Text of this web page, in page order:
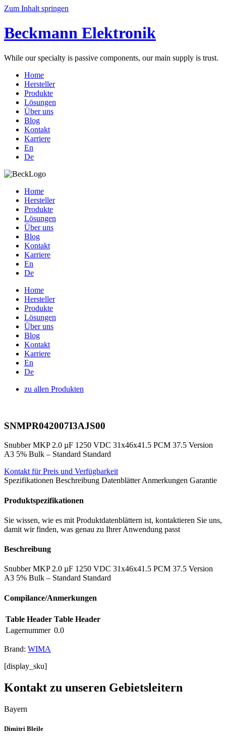
Zum Inhalt springen
Beckmann Elektronik
While our specialty is passive components, our main supply is trust.
Home
Hersteller
Produkte
Lösungen
Über uns
Blog
Kontakt
Karriere
En
De
Home
Hersteller
Produkte
Lösungen
Über uns
Blog
Kontakt
Karriere
En
De
Home
Hersteller
Produkte
Lösungen
Über uns
Blog
Kontakt
Karriere
En
De
zu allen Produkten
SNMPR042007I3AJS00
Snubber MKP 2.0 µF 1250 VDC 31x46x41.5 PCM 37.5 Version
A3 5% Bulk – Standard Standard
Kontakt für Preis und Verfügbarkeit
Spezifikationen Beschreibung Datenblätter Anmerkungen Garantie
Produktspezifikationen
Sie wissen, wie es mit Produktdatenblättern ist, kontaktieren Sie uns,
damit wir finden, was genau zu Ihrer Anwendung passt
Beschreibung
Snubber MKP 2.0 µF 1250 VDC 31x46x41.5 PCM 37.5 Version
A3 5% Bulk – Standard Standard
Compilance/Anmerkungen
Table Header Table Header
Lagernummer 0.0
Brand: WIMA
[display_sku]
Kontakt zu unseren Gebietsleitern
Bayern
Dimitri Bleile